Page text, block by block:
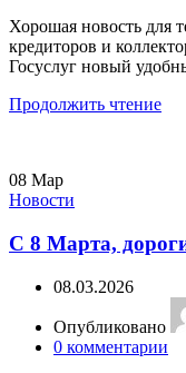
Хорошая новость для
кредиторов и
Госуслуг новый
Продолжить чтение
08 Мар
Новости
С 8 Марта,
08.03.2026
Опубликовано
0 комментарии